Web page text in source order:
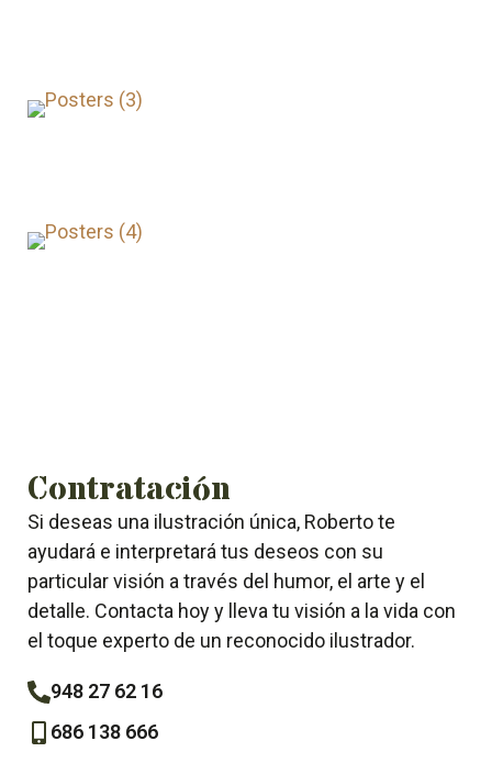
Contratación
Si deseas una ilustración única, Roberto te
ayudará e interpretará tus deseos con su
particular visión a través del humor, el arte y el
detalle. Contacta hoy y lleva tu visión a la vida con
el toque experto de un reconocido ilustrador.
948 27 62 16
686 138 666